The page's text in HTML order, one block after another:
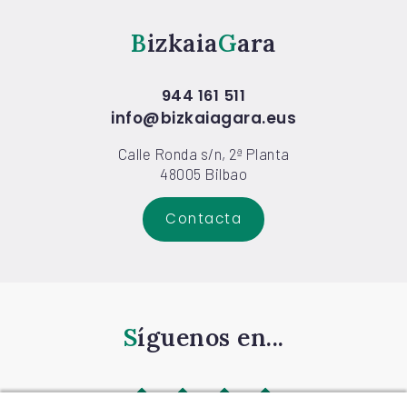
Bizkaia Gara
944 161 511
info@bizkaiagara.eus
Calle Ronda s/n, 2ª Planta
48005 Bilbao
Contacta
Síguenos en...